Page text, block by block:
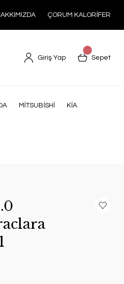
ÇORUM KALORİFER
Giriş Yap Sepet
MİTSUBİSHİ KİA